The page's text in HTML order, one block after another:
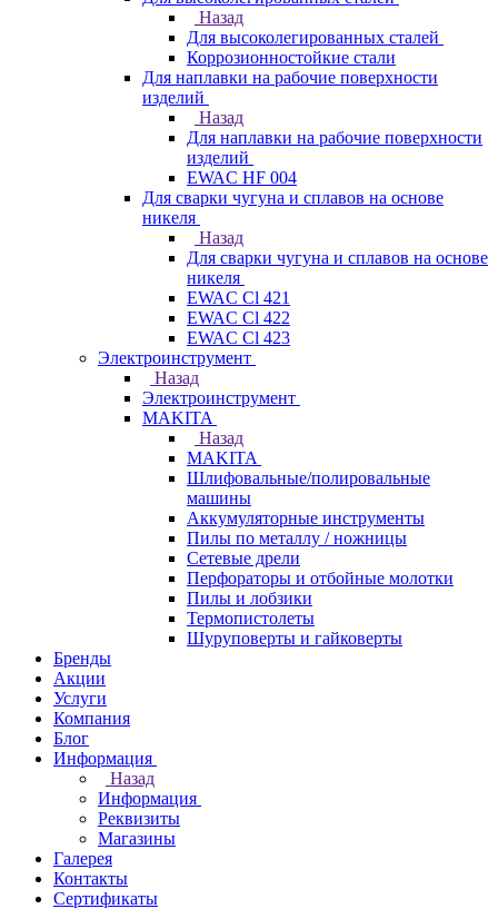
Назад
Для высоколегированных сталей
Коррозионностойкие стали
Для наплавки на рабочие поверхности
изделий
Назад
Для наплавки на рабочие поверхности
изделий
EWAC HF 004
Для сварки чугуна и сплавов на основе
никеля
Назад
Для сварки чугуна и сплавов на основе
никеля
EWAC Cl 421
EWAC Cl 422
EWAC Cl 423
Электроинструмент
Назад
Электроинструмент
МAKITA
Назад
МAKITA
Шлифовальные/полировальные
машины
Аккумуляторные инструменты
Пилы по металлу / ножницы
Сетевые дрели
Перфораторы и отбойные молотки
Пилы и лобзики
Термопистолеты
Шуруповерты и гайковерты
Бренды
Акции
Услуги
Компания
Блог
Информация
Назад
Информация
Реквизиты
Магазины
Галерея
Контакты
Сертификаты